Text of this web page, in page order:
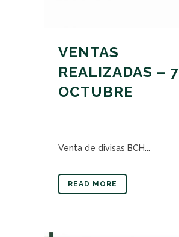
VENTAS
REALIZADAS – 7
OCTUBRE
Venta de divisas BCH...
READ MORE